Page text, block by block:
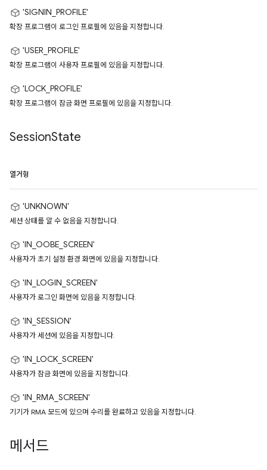
'SIGNIN_PROFILE'
확장 프로그램이 로그인 프로필에 있음을 지정합니다.
'USER_PROFILE'
확장 프로그램이 사용자 프로필에 있음을 지정합니다.
'LOCK_PROFILE'
확장 프로그램이 잠금 화면 프로필에 있음을 지정합니다.
SessionState
열거형
'UNKNOWN'
세션 상태를 알 수 없음을 지정합니다.
'IN_OOBE_SCREEN'
사용자가 초기 설정 환경 화면에 있음을 지정합니다.
'IN_LOGIN_SCREEN'
사용자가 로그인 화면에 있음을 지정합니다.
'IN_SESSION'
사용자가 세션에 있음을 지정합니다.
'IN_LOCK_SCREEN'
사용자가 잠금 화면에 있음을 지정합니다.
'IN_RMA_SCREEN'
기기가 RMA 모드에 있으며 수리를 완료하고 있음을 지정합니다.
메서드